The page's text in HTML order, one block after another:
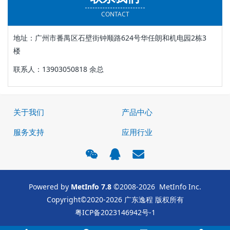
CONTACT
地址：广州市番禺区石壁街钟顺路624号华任朗和机电园2栋3
楼
联系人：13903050818 余总
关于我们
产品中心
服务支持
应用行业
Powered by MetInfo 7.8 ©2008-2026 MetInfo Inc.
Copyright©2020-2026 广东逸程 版权所有
粤ICP备2023146942号-1